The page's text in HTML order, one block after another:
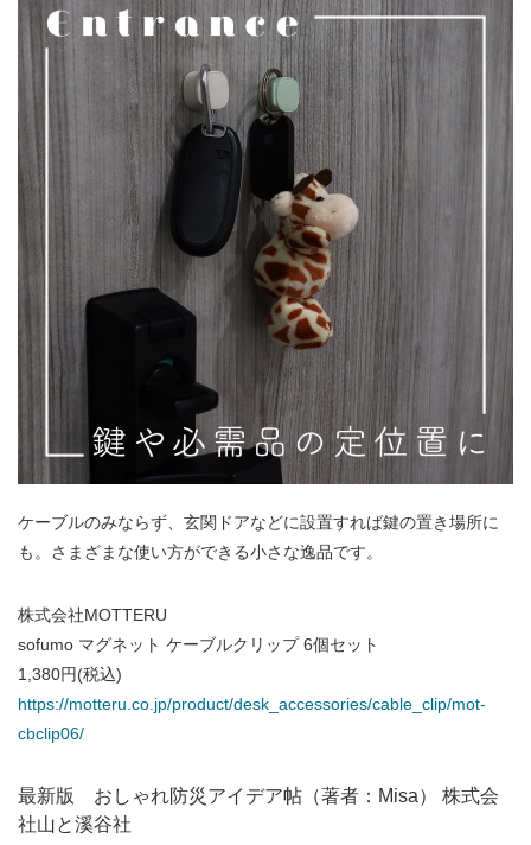
ケーブルのみならず、玄関ドアなどに設置すれば鍵の置き場所に
も。さまざまな使い方ができる小さな逸品です。
株式会社MOTTERU
sofumo マグネット ケーブルクリップ 6個セット
1,380円(税込)
https://motteru.co.jp/product/desk_accessories/cable_clip/mot-
cbclip06/
最新版 おしゃれ防災アイデア帖（著者：Misa） 株式会
社山と溪谷社